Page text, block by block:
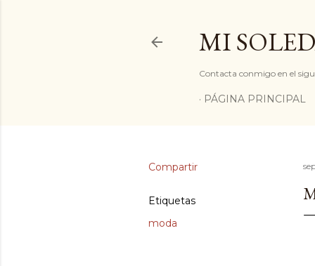
MI
Contacta conmigo en el
PÁGINA PRINCIPAL
Compartir
Etiquetas
moda